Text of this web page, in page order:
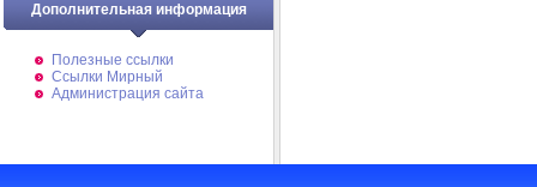
Дополнительная информация
Полезные ссылки
Ссылки Мирный
Администрация сайта